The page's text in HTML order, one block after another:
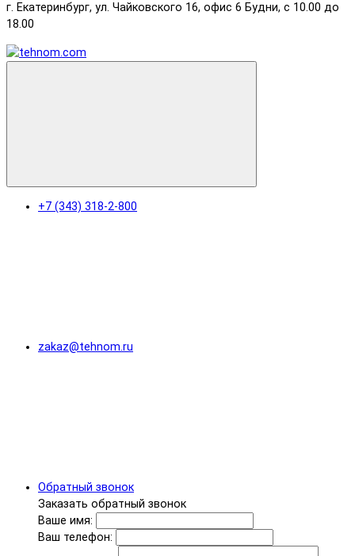
г. Екатеринбург, ул. Чайковского 16, офис 6 Будни, с 10.00 до
18.00
+7 (343) 318-2-800
zakaz@tehnom.ru
Обратный звонок
Заказать обратный звонок
Ваше имя:
Ваш телефон: